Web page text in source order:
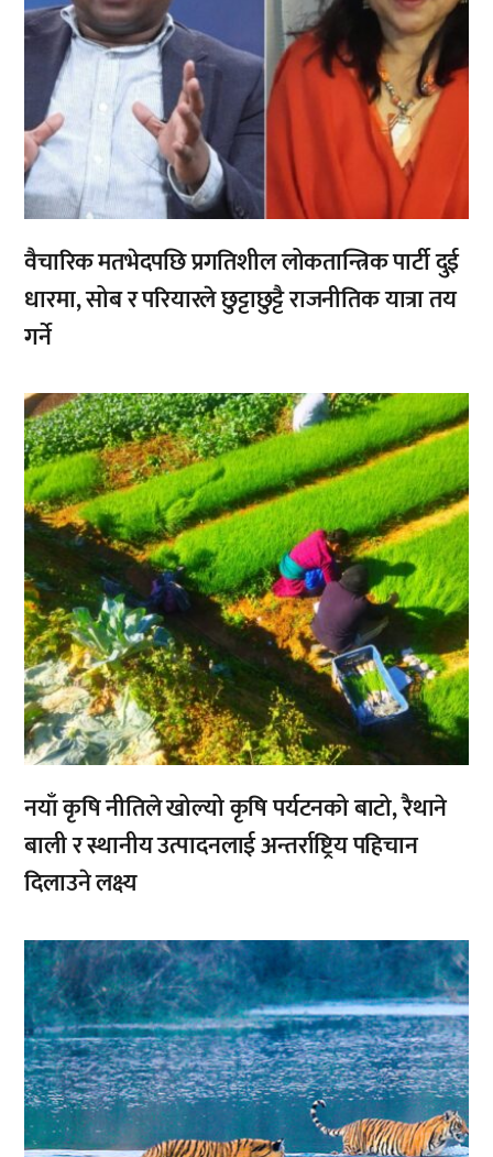
वैचारिक मतभेदपछि प्रगतिशील लोकतान्त्रिक पार्टी दुई
धारमा, सोब र परियारले छुट्टाछुट्टै राजनीतिक यात्रा तय
गर्ने
,
नयाँ कृषि नीतिले खोल्यो कृषि पर्यटनको बाटो, रैथाने
बाली र स्थानीय उत्पादनलाई अन्तर्राष्ट्रिय पहिचान
दिलाउने लक्ष्य
,